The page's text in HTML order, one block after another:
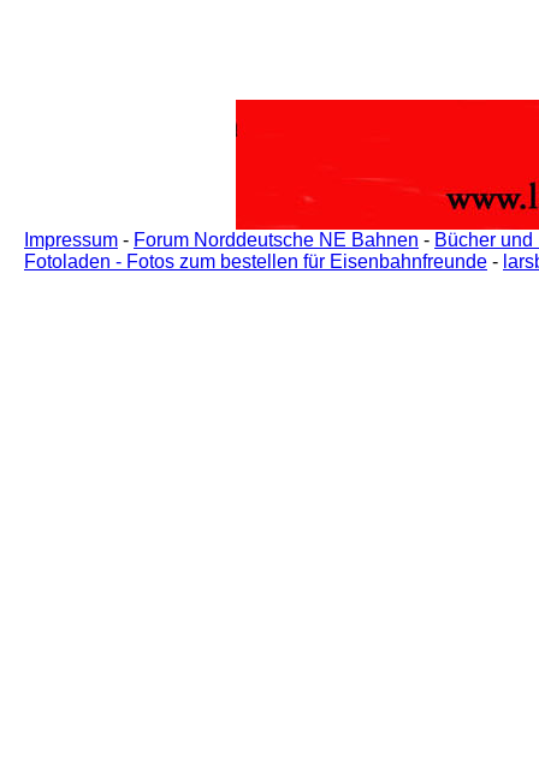
Impressum - Forum Norddeutsche NE Bahnen - Bücher
Fotoladen - Fotos zum bestellen für Eisenbahnfreunde -